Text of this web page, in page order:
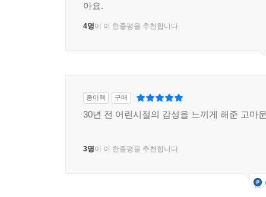
아요.
4명이 이 한줄평을 추천합니다.
종이책 구매
30년 전 어린시절의 감성을 느끼게 해준 고마
3명이 이 한줄평을 추천합니다.